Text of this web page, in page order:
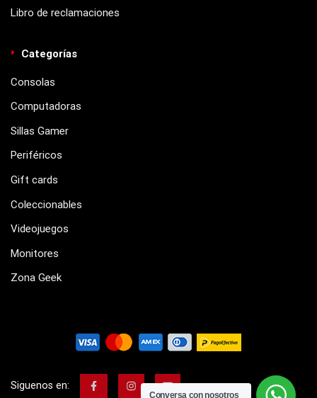
Libro de reclamaciones
Categorías
Consolas
Computadoras
Sillas Gamer
Periféricos
Gift cards
Coleccionables
Videojuegos
Monitores
Zona Geek
Siguenos en:
Conversa con nosotros